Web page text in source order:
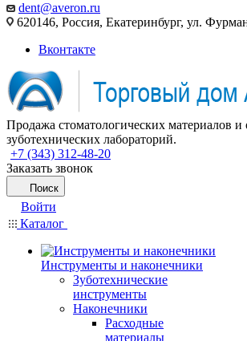
dent@averon.ru
620146, Россия, Екатеринбург, ул.
Вконтакте
Продажа стоматологических материалов и
зуботехнических лабораторий.
+7 (343) 312-48-20
Заказать звонок
Поиск
Войти
Каталог
Инструменты и наконечники
Зуботехнические
инструменты
Наконечники
Расходные
материалы